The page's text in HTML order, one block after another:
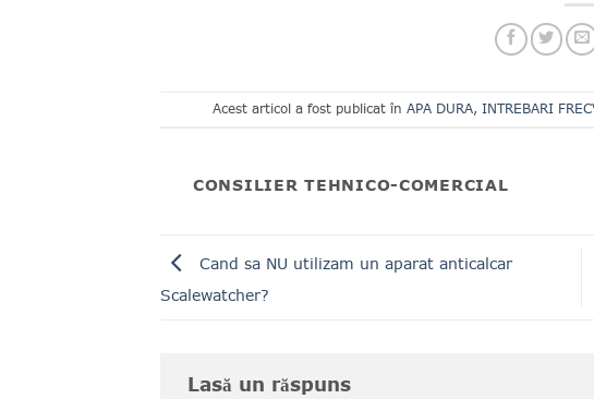
Acest articol a fost publicat înAPA DURA,INTREBARI
CONSILIER TEHNICO-COMERCIAL
Cand sa NU utilizam un aparat anticalcar
Scalewatcher?
Lasă un răspuns